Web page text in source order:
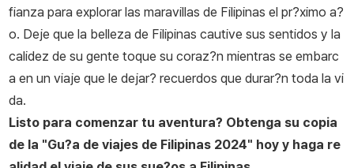
fianza para explorar las maravillas de Filipinas el pr?ximo a?
o. Deje que la belleza de Filipinas cautive sus sentidos y la
calidez de su gente toque su coraz?n mientras se embarc
a en un viaje que le dejar? recuerdos que durar?n toda la vi
da.
Listo para comenzar tu aventura? Obtenga su copia
de la "Gu?a de viajes de Filipinas 2024" hoy y haga re